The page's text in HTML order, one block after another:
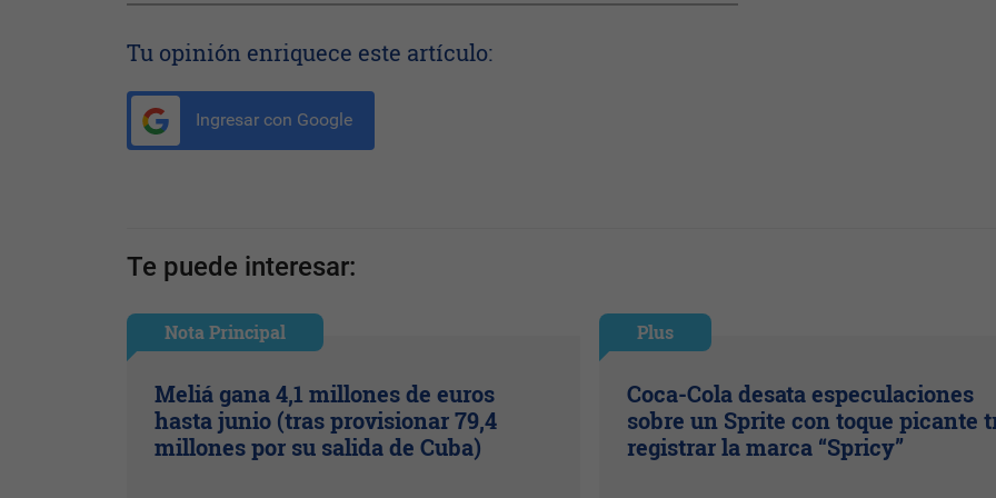
Tu opinión enriquece este artículo:
Ingresar con Google
Te puede interesar:
Nota Principal
Meliá gana 4,1 millones de euros
hasta junio (tras provisionar 79,4
millones por su salida de Cuba)
Plus
Coca-Cola desata especulaciones
sobre un Sprite con toque picante
registrar la marca “Spricy”